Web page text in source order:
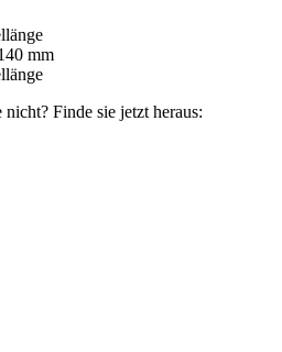
mm
nicht? Finde sie jetzt heraus: